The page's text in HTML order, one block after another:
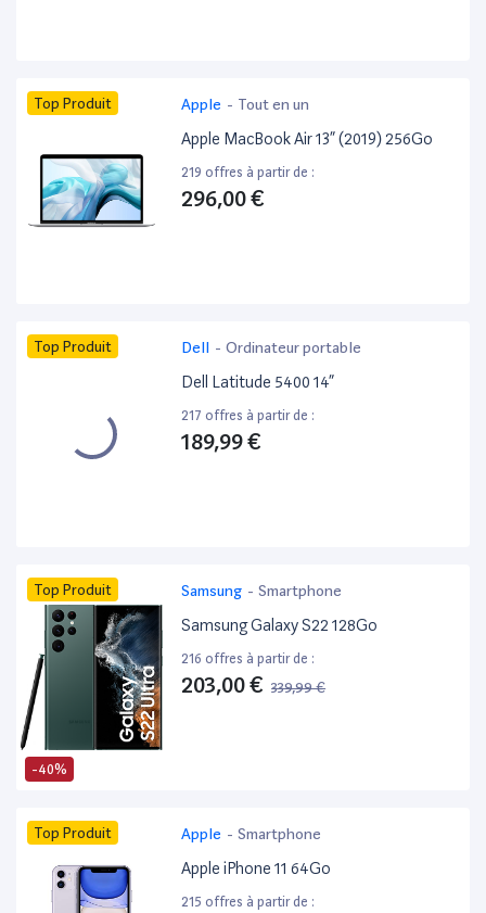
Top Produit Apple - Tout en un
Apple MacBook Air 13” (2019) 256Go
219 offres à partir de :
296,00 €
Top Produit Dell - Ordinateur portable
Dell Latitude 5400 14”
217 offres à partir de :
189,99 €
-40%
Top Produit Samsung - Smartphone
Samsung Galaxy S22 128Go
216 offres à partir de :
203,00 € 339,99 €
Top Produit Apple - Smartphone
Apple iPhone 11 64Go
215 offres à partir de :